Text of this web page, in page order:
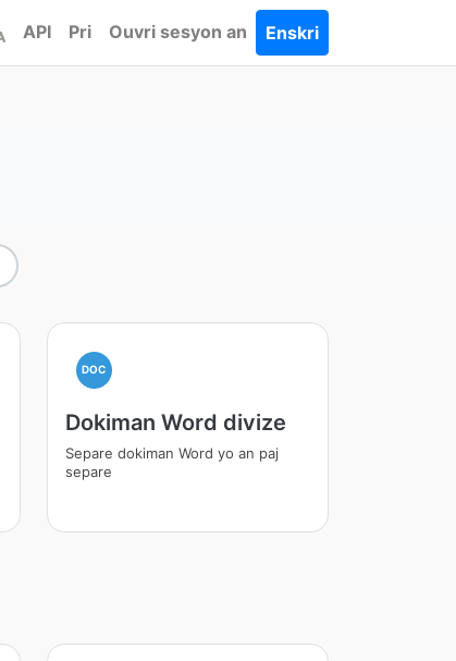
API Pri Ouvri sesyon an Enskri
DOC
Dokiman Word divize
Separe dokiman Word yo an paj
separe